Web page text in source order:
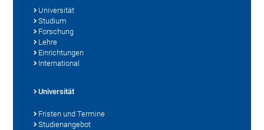
Universität
Studium
Forschung
Lehre
Einrichtungen
International
Universität
Fristen und Termine
Studienangebot